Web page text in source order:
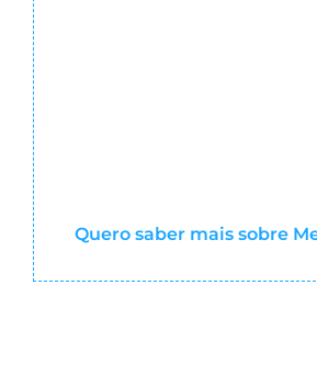
Quero saber mais sobre